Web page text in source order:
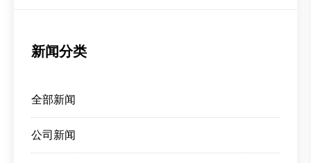
新闻分类
全部新闻
公司新闻